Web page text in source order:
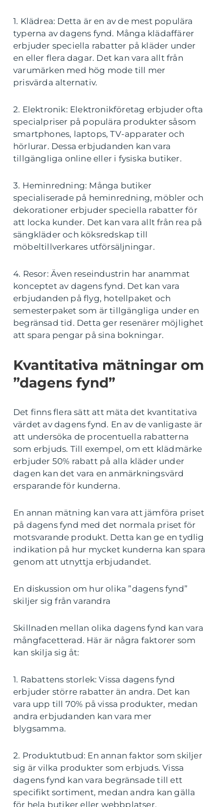
1. Klädrea: Detta är en av de mest populära
typerna av dagens fynd. Många klädaffärer
erbjuder speciella rabatter på kläder under
en eller flera dagar. Det kan vara allt från
varumärken med hög mode till mer
prisvärda alternativ.
2. Elektronik: Elektronikföretag erbjuder ofta
specialpriser på populära produkter såsom
smartphones, laptops, TV-apparater och
hörlurar. Dessa erbjudanden kan vara
tillgängliga online eller i fysiska butiker.
3. Heminredning: Många butiker
specialiserade på heminredning, möbler och
dekorationer erbjuder speciella rabatter för
att locka kunder. Det kan vara allt från rea på
sängkläder och köksredskap till
möbeltillverkares utförsäljningar.
4. Resor: Även reseindustrin har anammat
konceptet av dagens fynd. Det kan vara
erbjudanden på flyg, hotellpaket och
semesterpaket som är tillgängliga under en
begränsad tid. Detta ger resenärer möjlighet
att spara pengar på sina bokningar.
Kvantitativa mätningar om
”dagens fynd”
Det finns flera sätt att mäta det kvantitativa
värdet av dagens fynd. En av de vanligaste är
att undersöka de procentuella rabatterna
som erbjuds. Till exempel, om ett klädmärke
erbjuder 50% rabatt på alla kläder under
dagen kan det vara en anmärkningsvärd
ersparande för kunderna.
En annan mätning kan vara att jämföra priset
på dagens fynd med det normala priset för
motsvarande produkt. Detta kan ge en tydlig
indikation på hur mycket kunderna kan spara
genom att utnyttja erbjudandet.
En diskussion om hur olika ”dagens fynd”
skiljer sig från varandra
Skillnaden mellan olika dagens fynd kan vara
mångfacetterad. Här är några faktorer som
kan skilja sig åt:
1. Rabattens storlek: Vissa dagens fynd
erbjuder större rabatter än andra. Det kan
vara upp till 70% på vissa produkter, medan
andra erbjudanden kan vara mer
blygsamma.
2. Produktutbud: En annan faktor som skiljer
sig är vilka produkter som erbjuds. Vissa
dagens fynd kan vara begränsade till ett
specifikt sortiment, medan andra kan gälla
för hela butiker eller webbplatser.